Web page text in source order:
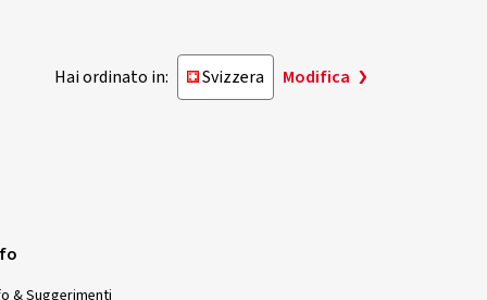
Hai ordinato in: Svizzera Modifica
& Suggerimenti